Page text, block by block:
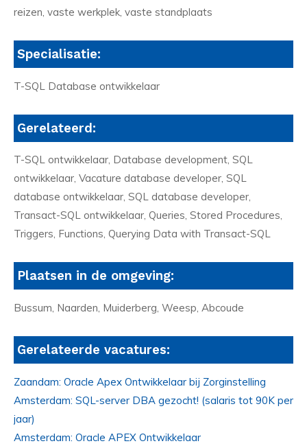
reizen, vaste werkplek, vaste standplaats
Specialisatie:
T-SQL Database ontwikkelaar
Gerelateerd:
T-SQL ontwikkelaar, Database development, SQL
ontwikkelaar, Vacature database developer, SQL
database ontwikkelaar, SQL database developer,
Transact-SQL ontwikkelaar, Queries, Stored Procedures,
Triggers, Functions, Querying Data with Transact-SQL
Plaatsen in de omgeving:
Bussum, Naarden, Muiderberg, Weesp, Abcoude
Gerelateerde vacatures:
Zaandam: Oracle Apex Ontwikkelaar bij Zorginstelling
Amsterdam: SQL-server DBA gezocht! (salaris tot 90K per
jaar)
Amsterdam: Oracle APEX Ontwikkelaar